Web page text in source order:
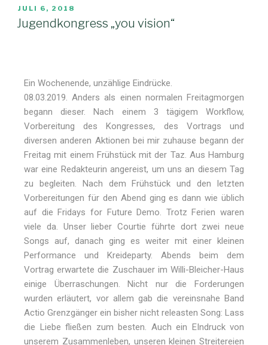
JULI 6, 2018
Jugendkongress „you vision“
Ein Wochenende, unzählige Eindrücke.
08.03.2019. Anders als einen normalen Freitagmorgen
begann dieser. Nach einem 3 tägigem Workflow,
Vorbereitung des Kongresses, des Vortrags und
diversen anderen Aktionen bei mir zuhause begann der
Freitag mit einem Frühstück mit der Taz. Aus Hamburg
war eine Redakteurin angereist, um uns an diesem Tag
zu begleiten. Nach dem Frühstück und den letzten
Vorbereitungen für den Abend ging es dann wie üblich
auf die Fridays for Future Demo. Trotz Ferien waren
viele da. Unser lieber Courtie führte dort zwei neue
Songs auf, danach ging es weiter mit einer kleinen
Performance und Kreideparty. Abends beim dem
Vortrag erwartete die Zuschauer im Willi-Bleicher-Haus
einige Überraschungen. Nicht nur die Forderungen
wurden erläutert, vor allem gab die vereinsnahe Band
Actio Grenzgänger ein bisher nicht releasten Song: Lass
die Liebe fließen zum besten. Auch ein EIndruck von
unserem Zusammenleben, unseren kleinen Streitereien